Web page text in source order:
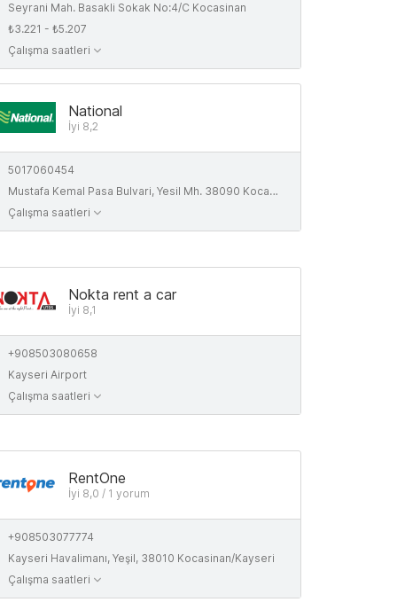
Seyrani Mah. Basakli Sokak No:4/C Kocasinan
₺3.221 - ₺5.207
Çalışma saatleri
National
İyi 8,2
5017060454
Mustafa Kemal Pasa Bulvari, Yesil Mh. 38090 Kocasinan
Çalışma saatleri
Nokta rent a car
İyi 8,1
+908503080658
Kayseri Airport
Çalışma saatleri
RentOne
İyi 8,0 / 1 yorum
+908503077774
Kayseri Havalimanı, Yeşil, 38010 Kocasinan/Kayseri
Çalışma saatleri